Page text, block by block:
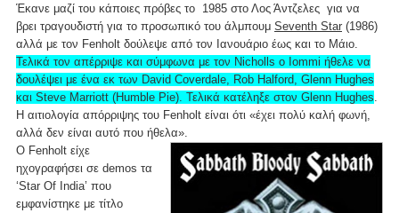
Έκανε μαζί του κάποιες πρόβες το 1985 στο Λος Άντζελες για να
βρει τραγουδιστή για το προσωπικό του άλμπουμ Seventh Star (1986)
αλλά με τον Fenholt δούλεψε από τον Ιανουάριο έως και το Μάιο.
Τελικά τον απέρριψε και σύμφωνα με τον Nicholls ο Iommi ήθελε να
δουλέψει με ένα εκ των David Coverdale, Rob Halford, Glenn Hughes
και Steve Marriott (Humble Pie). Τελικά κατέληξε στον Glenn Hughes
Η αιτιολογία απόρριψης του Fenholt είναι ότι «έχει πολύ καλή φωνή,
αλλά δεν είναι αυτό που ήθελα».
O Fenholt είχε
ηχογραφήσει σε demos τα
‘Star Of India’ που
εμφανίστηκε με τίτλο